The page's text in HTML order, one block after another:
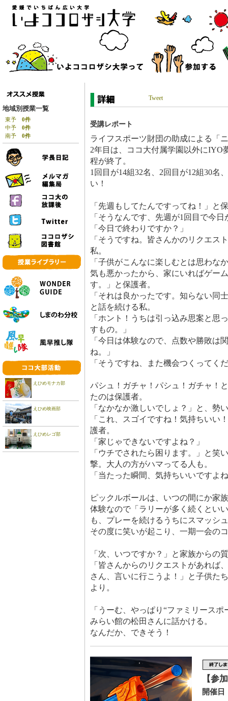
地域別授業一覧
東予 0件
中予 0件
南予 0件
えひめモナカ部
えひめ映画部
えひめレゴ部
Tweet
受講レポート
ライフスポーツ財団の助成による「
2年目は、ココ大付属学園以外にIYO
程が終了。
1回目が14組32名、2回目が12組30名
い！
「先週もしてたんですってね！」と
「そうなんです、先週が1回目で今
「今日で終わりですか？」
「そうですね。皆さんかのリクエス
私。
「子供がこんなに楽しむとは思わな
気も悪かったから、家にいればゲー
す。」と保護者。
「それは良かったです。知らない同
と話を続ける私。
「ホント！うちは引っ込み思案と思
すもの。」
「今日は体験なので、点数や勝敗は
ね。」
「そうですね、また機会つくってく
パシュ！ガチャ！パシュ！ガチャ！
たのは保護者。
「なかなか激しいでしょ？」と、勢
「これ、スゴイですね！気持ちいい
護者。
「家じゃできないですよね？」
「ウチでされたら困ります。」と笑
撃。大人の方がハマってる人も。
「当たった瞬間、気持ちいいですよ
ピックルボールは、いつの間にか家
体験なので「ラリーが多く続くとい
も、プレーを続けるうちにスマッシ
その度に笑いが起こり、一期一会の
「次、いつですか？」と家族からの
「皆さんからのリクエストがあれば
さん、言いに行こうよ！」と子供た
より。
「うーむ、やっぱり“ファミリース
みらい館の松田さんに話かける。
なんだか、できそう！
【参
開催日